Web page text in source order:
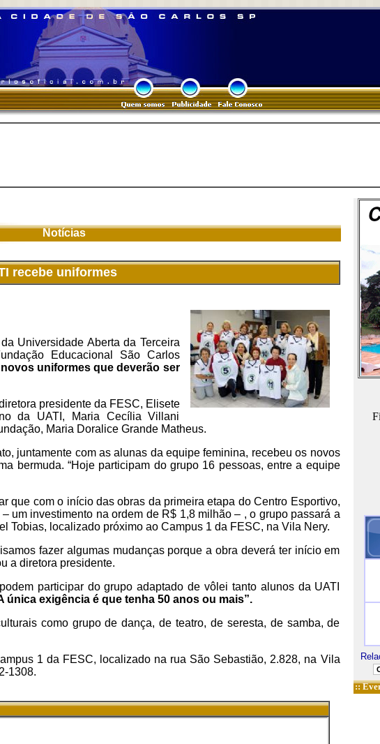
Notícias
recebe uniformes
Universidade Aberta da Terceira
Educacional São Carlos
uniformes que deverão ser
presidente da FESC, Elisete
da UATI, Maria Cecília Villani
Maria Doralice Grande Matheus.
juntamente com as alunas da equipe feminina, recebeu os novos
bermuda. “Hoje participam do grupo 16 pessoas, entre a equipe
que com o início das obras da primeira etapa do Centro Esportivo,
um investimento na ordem de R$ 1,8 milhão – , o grupo passará a
Tobias, localizado próximo ao Campus 1 da FESC, na Vila Nery.
fazer algumas mudanças porque a obra deverá ter início em
a diretora presidente.
participar do grupo adaptado de vôlei tanto alunos da UATI
única exigência é que tenha 50 anos ou mais”.
como grupo de dança, de teatro, de seresta, de samba, de
1 da FESC, localizado na rua São Sebastião, 2.828, na Vila
1308.
::